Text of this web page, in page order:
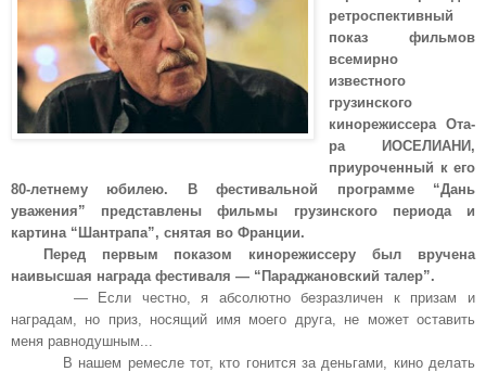
ретроспективный
показ фильмов
всемирно
известного
грузинского
кинорежиссера Ота-
ра ИОСЕЛИАНИ,
приуроченный к его
80-летнему юбилею. В фестивальной программе “Дань
уважения” представлены фильмы грузинского периода и
картина “Шантрапа”, снятая во Франции.
Перед первым показом кинорежиссеру был вручена
наивысшая награда фестиваля — “Параджановский талер”.
— Если честно, я абсолютно безразличен к призам и
наградам, но приз, носящий имя моего друга, не может оставить
меня равнодушным...
В нашем ремесле тот, кто гонится за деньгами, кино делать